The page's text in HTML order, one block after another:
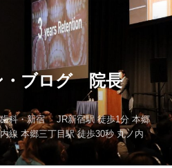
・ブログ 院長
科・新宿 JR新宿駅 徒歩1分 本郷
線 本郷三丁目駅 徒歩30秒 丸ノ内